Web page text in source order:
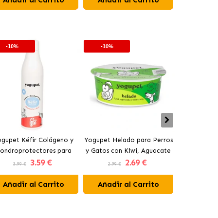
-10%
Kéfir Colágeno y
para
y Gatos con Pera y
3.99 € 3.59 €
Añadir al Carrito
-10%
Yogupet Helado para Perros
y Gatos con Kiwi, Aguacate
y Manzana
2.99 € 2.69 €
Añadir al Carrito